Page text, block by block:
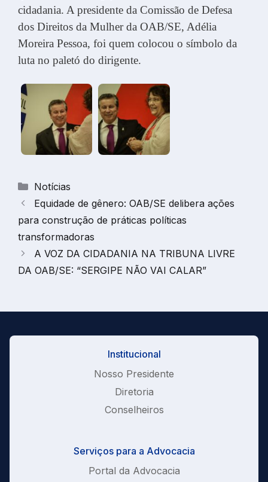
cidadania. A presidente da Comissão de Defesa
dos Direitos da Mulher da OAB/SE, Adélia
Moreira Pessoa, foi quem colocou o símbolo da
luta no paletó do dirigente.
Categorias
Notícias
Equidade de gênero: OAB/SE delibera ações
para construção de práticas políticas
transformadoras
A VOZ DA CIDADANIA NA TRIBUNA LIVRE
DA OAB/SE: “SERGIPE NÃO VAI CALAR”
Institucional
Nosso Presidente
Diretoria
Conselheiros
Serviços para a Advocacia
Portal da Advocacia